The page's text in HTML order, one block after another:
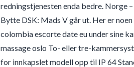
redningstjenesten enda bedre. Norge
Bytte DSK: Mads V går ut. Her er
colombia escorte date eu under sine
massage oslo To- eller tre-
for innkapslet modell opp til IP 64